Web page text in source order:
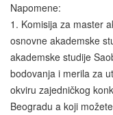
Napomene:
1. Komisija za master
osnovne akademske
akademske studije
bodovanja i merila za
okviru zajedničkog
Beogradu a koji